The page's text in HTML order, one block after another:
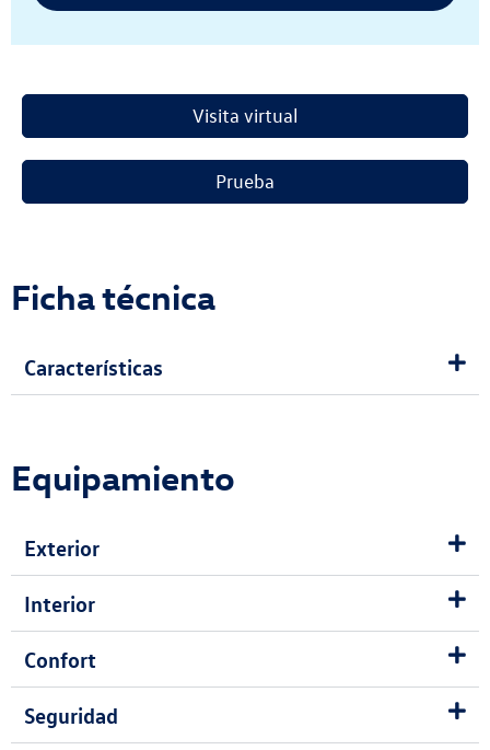
Visita virtual
Prueba
Ficha técnica
Características
Equipamiento
Exterior
Interior
Confort
Seguridad